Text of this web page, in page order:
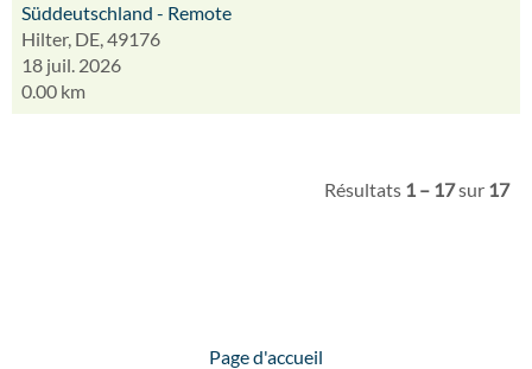
Süddeutschland - Remote
Hilter, DE, 49176
18 juil. 2026
0.00 km
Résultats 1 – 17sur 17
Page d'accueil